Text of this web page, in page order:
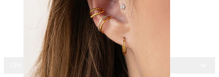
15% RABAT PÅ ALLE SMYKKER